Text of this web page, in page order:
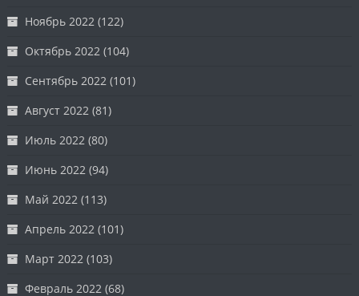
Ноябрь 2022 (122)
Октябрь 2022 (104)
Сентябрь 2022 (101)
Август 2022 (81)
Июль 2022 (80)
Июнь 2022 (94)
Май 2022 (113)
Апрель 2022 (101)
Март 2022 (103)
Февраль 2022 (68)